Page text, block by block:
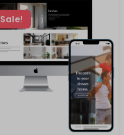
Sale!